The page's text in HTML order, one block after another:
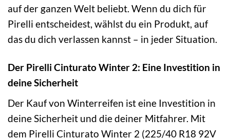
auf der ganzen Welt beliebt. Wenn du dich für
Pirelli entscheidest, wählst du ein Produkt, auf
das du dich verlassen kannst – in jeder Situation.
Der Pirelli Cinturato Winter 2: Eine Investition in
deine Sicherheit
Der Kauf von Winterreifen ist eine Investition in
deine Sicherheit und die deiner Mitfahrer. Mit
dem Pirelli Cinturato Winter 2 (225/40 R18 92V